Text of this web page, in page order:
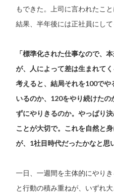
もできた。上司に言われたこ
結果、半年後には正社員にして
「標準化された仕事なので、
が、人によって差は生まれて
考えると、結局それを100で
いるのか、120をやり続けた
ずにやりきるのか。やっぱり
ことが大切で。これを自然と
が、1社目時代だったかなと思
一日、一週間を主体的にやり
と行動の積み重ねが、いずれ